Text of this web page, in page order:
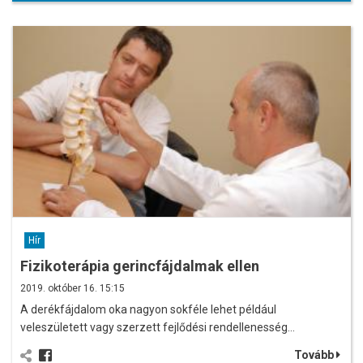
Hír
Fizikoterápia gerincfájdalmak ellen
2019. október 16. 15:15
A derékfájdalom oka nagyon sokféle lehet például
veleszületett vagy szerzett fejlődési rendellenesség…
Tovább